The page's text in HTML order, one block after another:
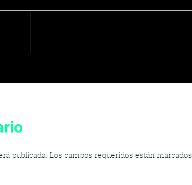
publicada. Los campos requeridos están marcados